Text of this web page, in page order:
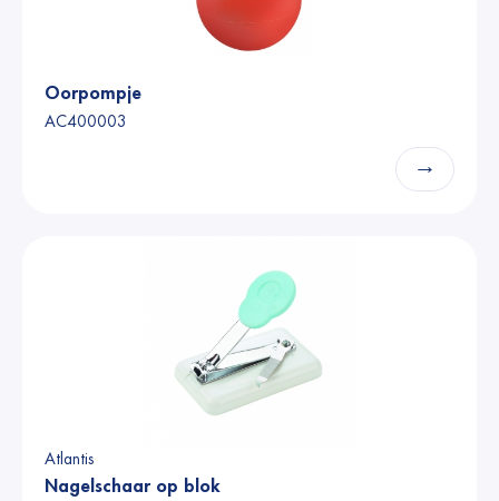
Oorpompje
AC400003
→
Atlantis
Nagelschaar op blok